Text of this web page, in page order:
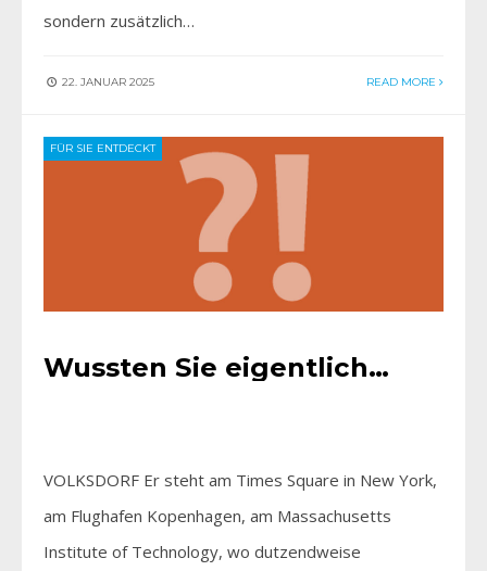
sondern zusätzlich…
22. JANUAR 2025 READ MORE
FÜR SIE ENTDECKT
Wussten Sie eigentlich…
VOLKSDORF Er steht am Times Square in New York,
am Flughafen Kopenhagen, am Massachusetts
Institute of Technology, wo dutzendweise